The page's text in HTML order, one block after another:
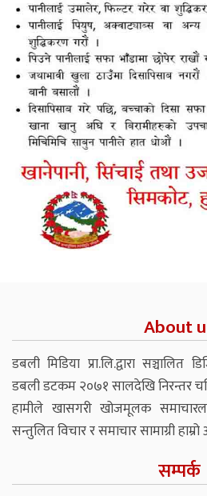
About
डबली मिडिया प्रा.लि.द्वारा
डबली डटकम २०७१ सालदेखि निरन्तर
हामीले खासगरी खोजमूलक
सन्तुलित विचार र समाचार सामाग्री
सम्पर्क